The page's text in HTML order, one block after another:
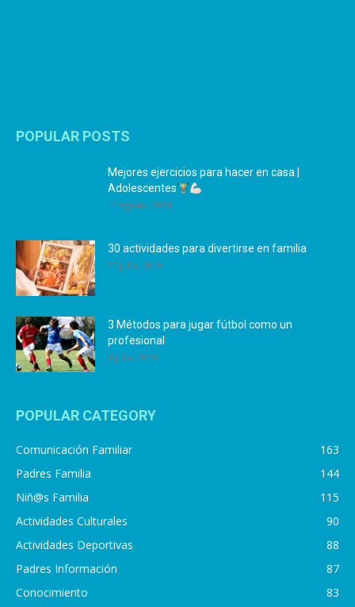
POPULAR POSTS
Mejores ejercicios para hacer en casa |
Adolescentes
12 agosto, 2024
30 actividades para divertirse en familia
25 julio, 2019
3 Métodos para jugar fútbol como un
profesional
4 julio, 2019
POPULAR CATEGORY
Comunicación Familiar
163
Padres Familia
144
Niñ@s Familia
115
Actividades Culturales
90
Actividades Deportivas
88
Padres Información
87
Conocimiento
83